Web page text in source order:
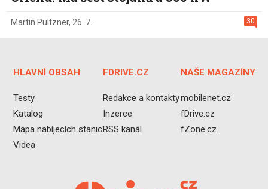
30
Martin Pultzner, 26. 7.
HLAVNÍ OBSAH
Testy
Katalog
Mapa nabíjecích stanic
Videa
FDRIVE.CZ
Redakce a kontakty
Inzerce
RSS kanál
NAŠE MAGAZÍNY
mobilenet.cz
fDrive.cz
fZone.cz